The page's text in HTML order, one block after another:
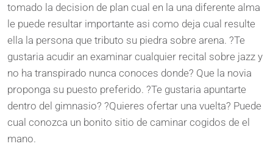
tomado la decision de plan cual en la una diferente alma
le puede resultar importante asi como deja cual resulte
ella la persona que tributo su piedra sobre arena. ?Te
gustaria acudir an examinar cualquier recital sobre jazz y
no ha transpirado nunca conoces donde? Que la novia
proponga su puesto preferido. ?Te gustaria apuntarte
dentro del gimnasio? ?Quieres ofertar una vuelta? Puede
cual conozca un bonito sitio de caminar cogidos de el
mano.